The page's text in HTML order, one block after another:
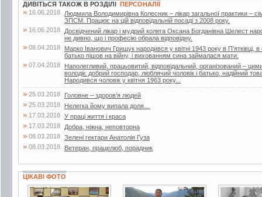
ДИВІТЬСЯ ТАКОЖ В РОЗДІЛІ ПЕРСОНАЛІЇ
» 16.06.2018
Людмила Володимирівна Колесник – лікар загальної практики –
ЗПСМ. Працює на цій відповідальній посаді з 2008 року.
» 16.06.2018
Досвідчений лікар і мудрий колега Оксана Богданівна Шелест
не дивно, що і професію обрала відповідну.
» 08.04.2018
Марко Іванович Грищук народився у квітні 1943 року в П’ятківці,
батько пішов на війну, і вихованням сина займалася мати.
» 07.04.2018
Наполегливий, працьовитий, відповідальний, організований –
володіє добрий господар, люблячий чоловік і батько, надійний
Народився чоловік у квітня 1963 року...
» 25.03.2018 Головне – здоров’я людей
» 25.03.2018 Нелегка йому випала доля…
» 17.03.2018 У праці життя і краса
» 17.03.2018 Добра, ніжна, неповторна
» 08.03.2018 Зелені гектари Анатолія Гуза
» 08.03.2018 Ветеран, працелюб, порадник
ЦІКАВІ ФОТО
5 фото 7 фото 2 фото